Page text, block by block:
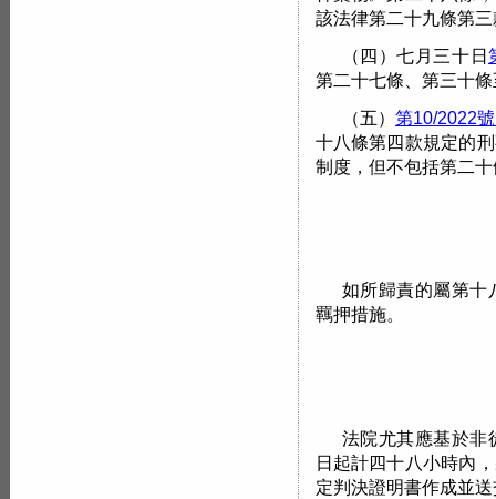
該法律第二十九條第
（四）七月三十日
第二十七條、第三十
（五）第10/2022
十八條第四款規定的
制度，但不包括第二十
如所歸責的屬第十
羈押措施。
法院尤其應基於非
日起計四十八小時內
定判決證明書作成並